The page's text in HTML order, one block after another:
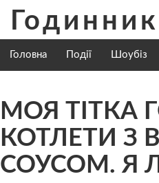
Годинник
Головна Події Шоубіз
МОЯ ТІТКА
КОТЛЕТИ З
СОУСОМ. Я